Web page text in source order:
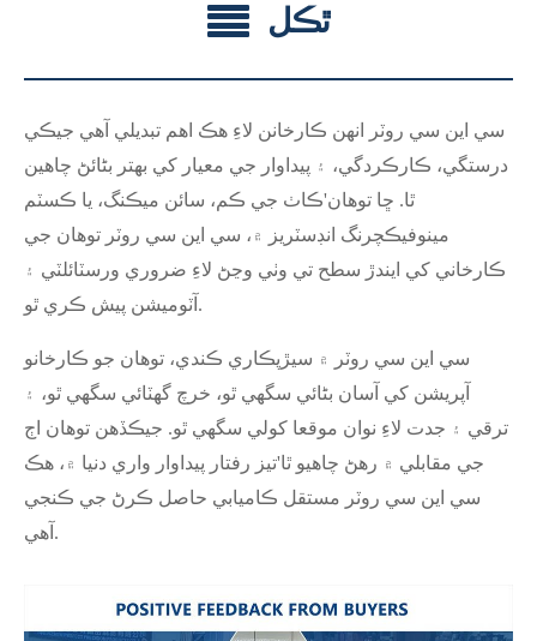
ٿڪل
سي اين سي روٽر انهن ڪارخانن لاءِ هڪ اهم تبديلي آهي جيڪي
درستگي، ڪارڪردگي، ۽ پيداوار جي معيار کي بهتر بڻائڻ چاهين
ٿا. ڇا توهان'ڪاٺ جي ڪم، سائن ميڪنگ، يا ڪسٽم
مينوفيڪچرنگ انڊسٽريز ۾، سي اين سي روٽر توهان جي
ڪارخاني کي ايندڙ سطح تي وٺي وڃڻ لاءِ ضروري ورسٽائلٽي ۽
آٽوميشن پيش ڪري ٿو.
سي اين سي روٽر ۾ سيڙپڪاري ڪندي، توهان جو ڪارخانو
آپريشن کي آسان بڻائي سگهي ٿو، خرچ گهٽائي سگهي ٿو، ۽
ترقي ۽ جدت لاءِ نوان موقعا کولي سگهي ٿو. جيڪڏهن توهان اڄ
جي مقابلي ۾ رهڻ چاهيو ٿا'تيز رفتار پيداوار واري دنيا ۾، هڪ
سي اين سي روٽر مستقل ڪاميابي حاصل ڪرڻ جي ڪنجي
آهي.